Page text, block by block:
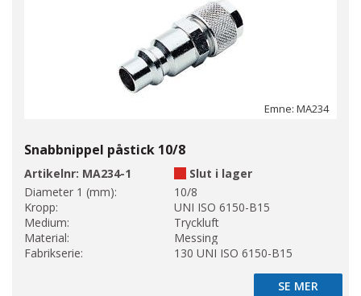
Emne: MA234
Snabbnippel påstick 10/8
Artikelnr: MA234-1
Slut i lager
Diameter 1 (mm):
10/8
Kropp:
UNI ISO 6150-B15
Medium:
Tryckluft
Material:
Messing
Fabrikserie:
130 UNI ISO 6150-B15
SE MER
SE MER